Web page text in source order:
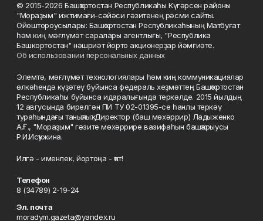
© 2015-2026 Башҡортостан Республикаһы Күгәрсен районы
"Мораҙым" ижтимағи-сәйәси гәзитенең рәсми сайты.
Ойоштороусылары: Башҡортостан Республикаһының Матбуғат
һәм киң мәғлүмәт саралары агентлығы, "Республика
Башкортостан" нәшриәт йорто акционерҙар йәмғиәте.
Об использовании персональных данных
Элемтә, мәғлүмәт технологиялары һәм киң коммуникациялар
өлкәһендә күҙәтеү буйынса федераль хеҙмәттең Башҡортостан
Республикаһы буйынса идаралығында теркәлде. 2015 йылдың
12 авгусында бирелгән ПИ ТУ 02-01395-се һанлы теркәү
тураһындағы таныҡлыҡ. Директор (баш мөхәррир) Ладыженко
А.Ғ., "Мораҙым" гәзите мөхәррире вазифаһын башҡарыусы
Р.И.Исҡужина.
Илгә - именлек, йортоңа - ҡот!
Телефон
8 (34789) 2-19-24
Эл. почта
moradym.gazeta@yandex.ru